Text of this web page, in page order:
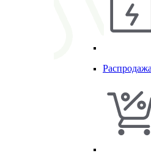
Распродажа